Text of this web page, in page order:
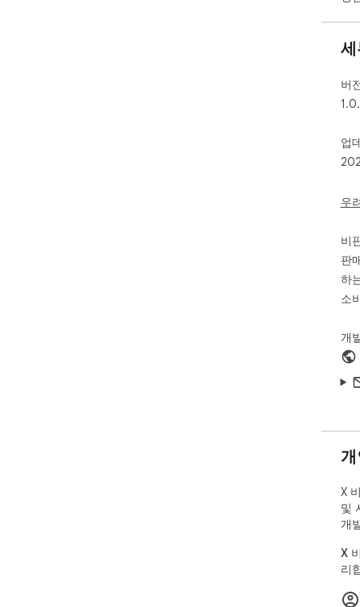
•
름
•
사
•
• “
• (
니
• “
2.
•
지
데
사
과
앱
이
항
버
업
우
개
비
판
하
소
X
및
개
X
리